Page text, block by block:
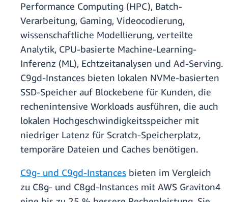
Performance Computing (HPC), Batch-
Verarbeitung, Gaming, Videocodierung,
wissenschaftliche Modellierung, verteilte
Analytik, CPU-basierte Machine-Learning-
Inferenz (ML), Echtzeitanalysen und Ad-Serving.
C9gd-Instances bieten lokalen NVMe-basierten
SSD-Speicher auf Blockebene für Kunden, die
rechenintensive Workloads ausführen, die auch
lokalen Hochgeschwindigkeitsspeicher mit
niedriger Latenz für Scratch-Speicherplatz,
temporäre Dateien und Caches benötigen.
C9g- und C9gd-Instances bieten im Vergleich
zu C8g- und C8gd-Instances mit AWS Graviton4